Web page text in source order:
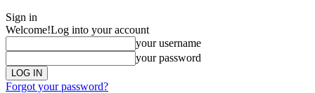
Sign in
Welcome!Log into your account
your username
your password
Forgot your password?